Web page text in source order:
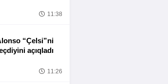
11:38
“Çelsi”ni
açıqladı
11:26